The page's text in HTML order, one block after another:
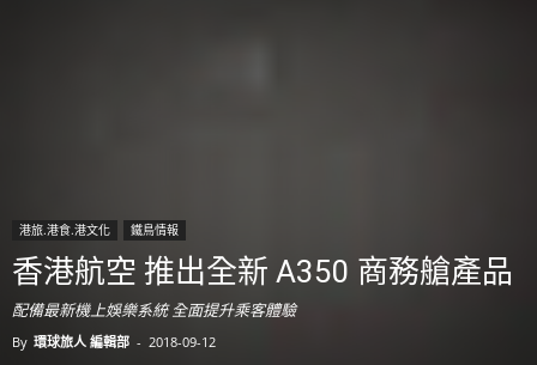
港旅.港食.港文化 鐵鳥情報
香港航空 推出全新 A350 商務艙產品
配備最新機上娛樂系統 全面提升乘客體驗
By 環球旅人 編輯部 - 2018-09-12